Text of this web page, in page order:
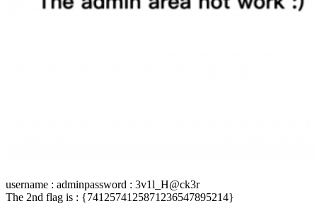
username : adminpassword : 3v1l_H@ck3r
The 2nd flag is : {7412574125871236547895214}